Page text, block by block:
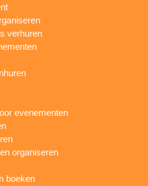
verhuren
evenementen
organiseren
boeken